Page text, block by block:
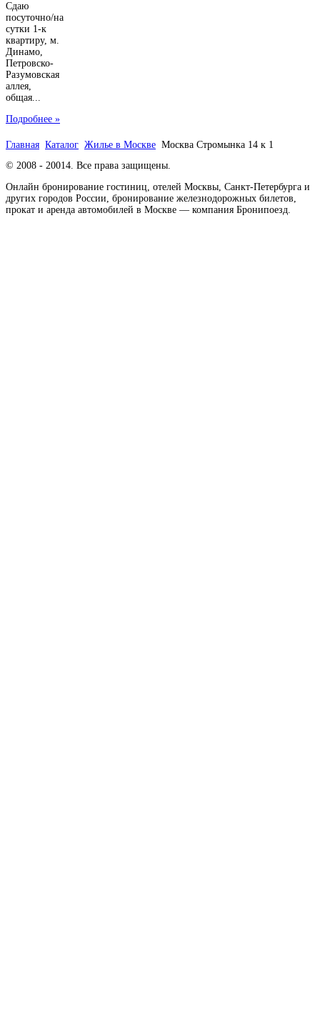
Сдаю
посуточно/на
сутки 1-к
квартиру, м.
Динамо,
Петровско-
Разумовская
аллея,
общая...
Подробнее »
Главная Каталог Жилье в Москве Москва Стромынка 14 к 1
© 2008 - 20014. Все права защищены.
Онлайн бронирование гостиниц, отелей Москвы, Санкт-Петербурга и
других городов России, бронирование железнодорожных билетов,
прокат и аренда автомобилей в Москве — компания Бронипоезд.